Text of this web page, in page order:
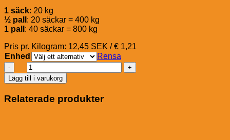
1 säck: 20 kg
½ pall : 20 säckar = 400 kg
1 pall : 40 säckar = 800 kg
Pris pr. Kilogram: 12,45 SEK / € 1,21
Enhed
Rensa
Pavo
Podo®Grow
Pellets
mängd
Lägg till i varukorg
Relaterade produkter